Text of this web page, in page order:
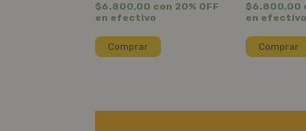
$6.800,00 con 20% OFF
en efectivo
Comprar
$6.800,00
en efectivo
Comprar